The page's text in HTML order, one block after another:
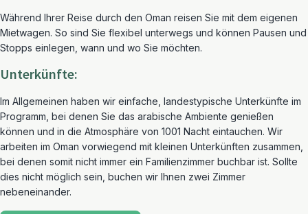
Während Ihrer Reise durch den Oman reisen Sie mit dem eigenen
Mietwagen. So sind Sie flexibel unterwegs und können Pausen und
Stopps einlegen, wann und wo Sie möchten.
Unterkünfte:
Im Allgemeinen haben wir einfache, landestypische Unterkünfte im
Programm, bei denen Sie das arabische Ambiente genießen
können und in die Atmosphäre von 1001 Nacht eintauchen. Wir
arbeiten im Oman vorwiegend mit kleinen Unterkünften zusammen,
bei denen somit nicht immer ein Familienzimmer buchbar ist. Sollte
dies nicht möglich sein, buchen wir Ihnen zwei Zimmer
nebeneinander.